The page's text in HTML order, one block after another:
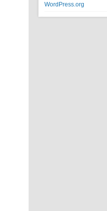
WordPress.org